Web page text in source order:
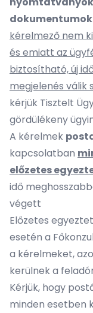
kérelmező nem
és emiatt az
biztosítható, új
megjelenés válik
kérjük Tisztelt
gördülékeny
A kérelmek
kapcsolatban
előzetes
idő
végett
Előzetes
esetén a
a kérelmeket,
kerülnek a
Kérjük, hogy
minden esetben